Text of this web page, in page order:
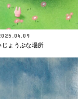
じょうぶな場所